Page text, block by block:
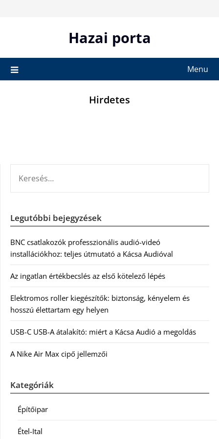
Hazai porta
Menu
Hirdetes
Legutóbbi bejegyzések
BNC csatlakozók professzionális audió-videó
installációkhoz: teljes útmutató a Kácsa Audióval
Az ingatlan értékbecslés az első kötelező lépés
Elektromos roller kiegészítők: biztonság, kényelem és
hosszú élettartam egy helyen
USB-C USB-A átalakító: miért a Kácsa Audió a megoldás
A Nike Air Max cipő jellemzői
Kategóriák
Építőipar
Étel-Ital